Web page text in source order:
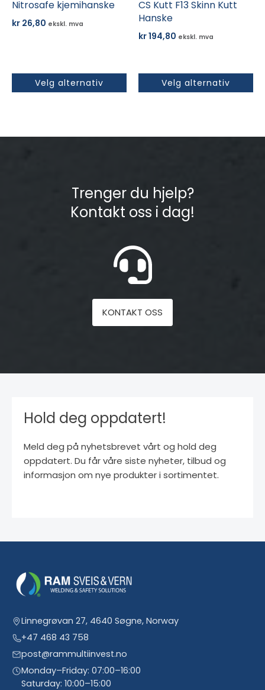
Nitrosafe kjemihanske
kr 26,80 ekskl. mva
Velg alternativ
produktsiden
CS Kutt F13 Skinn Kutt
Hanske
kr194,80 ekskl. mva
Velg alternativ
produktsiden
Trenger du hjelp?
Kontakt oss i dag!
KONTAKT OSS
Hold deg oppdatert!
Meld deg på nyhetsbrevet vårt og hold deg
oppdatert. Du får våre siste nyheter, tilbud og
informasjon om nye produkter i sortimentet.
Linnegrøvan 27, 4640 Søgne, Norway
+47 468 43 758
post@rammultiinvest.no
Monday–Friday: 07:00–16:00
Saturday: 10:00–15:00